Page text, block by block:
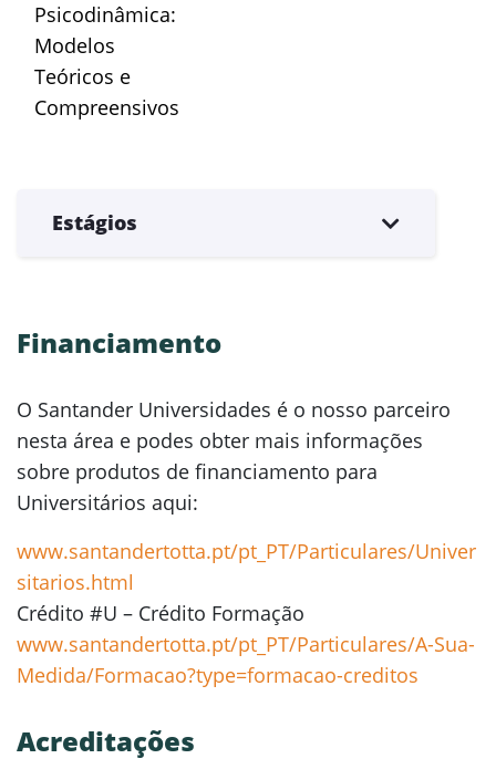
Psicodinâmica:
Modelos
Teóricos e
Compreensivos
Estágios
Financiamento
O Santander Universidades é o nosso parceiro
nesta área e podes obter mais informações
sobre produtos de financiamento para
Universitários aqui:
www.santandertotta.pt/pt_PT/Particulares/Univer
sitarios.html
Crédito #U – Crédito Formação
www.santandertotta.pt/pt_PT/Particulares/A-Sua-
Medida/Formacao?type=formacao-creditos
Acreditações